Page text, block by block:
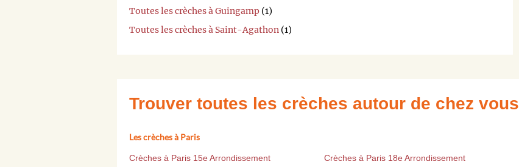
Toutes les crèches à Guingamp (1)
Toutes les crèches à Saint-Agathon (1)
Trouver toutes les crèches autour de chez vous
Les crèches à Paris
Crèches à Paris 15e Arrondissement
Crèches à Paris 18e Arrondissement